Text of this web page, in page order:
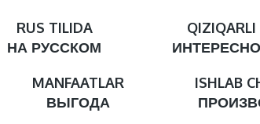
RUS TILIDA
НА РУССКОМ
QIZIQARLI
MANFAATLAR
ВЫГОДА
ISHLAB